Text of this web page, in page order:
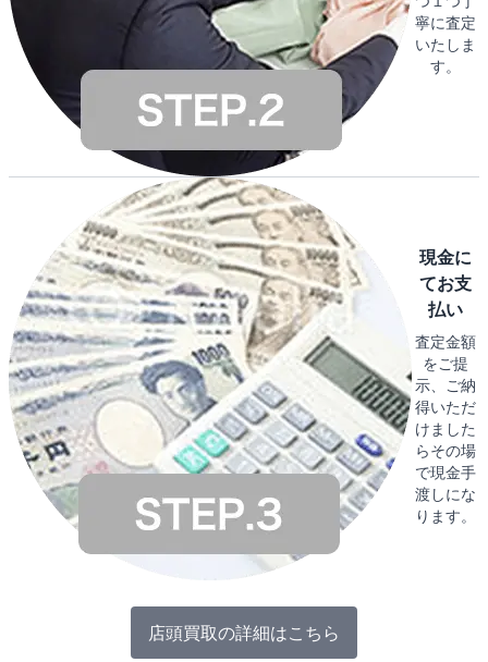
寧に査定
いたしま
す。
現金に
てお支
払い
査定金額
をご提
示、ご納
得いただ
けました
らその場
で現金手
渡しにな
ります。
店頭買取の詳細はこちら